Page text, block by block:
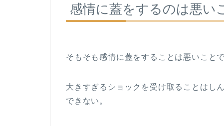
感情に蓋をするのは悪い
そもそも感情に蓋をすることは悪いこと
大きすぎるショックを受け取ることはし
できない。